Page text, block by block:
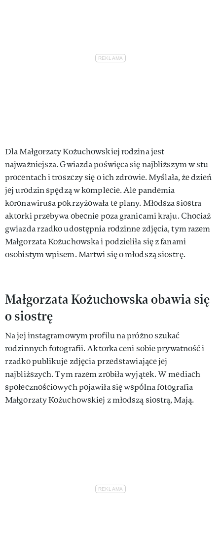
Dla Małgorzaty Kożuchowskiej rodzina jest
najważniejsza. Gwiazda poświęca się najbliższym w stu
procentach i troszczy się o ich zdrowie. Myślała, że dzień
jej urodzin spędzą w komplecie. Ale pandemia
koronawirusa pokrzyżowała te plany. Młodsza siostra
aktorki przebywa obecnie poza granicami kraju. Chociaż
gwiazda rzadko udostępnia rodzinne zdjęcia, tym razem
Małgorzata Kożuchowska i podzieliła się z fanami
osobistym wpisem. Martwi się o młodszą siostrę.
Małgorzata Kożuchowska obawia się
o siostrę
Na jej instagramowym profilu na próżno szukać
rodzinnych fotografii. Aktorka ceni sobie prywatność i
rzadko publikuje zdjęcia przedstawiające jej
najbliższych. Tym razem zrobiła wyjątek. W mediach
społecznościowych pojawiła się wspólna fotografia
Małgorzaty Kożuchowskiej z młodszą siostrą, Mają.